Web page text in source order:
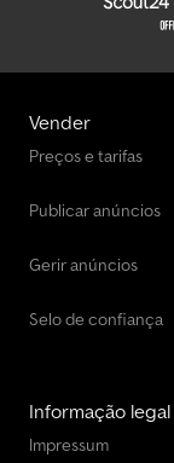
Vender
Preços e tarifas
Publicar anúncios
Gerir anúncios
Selo de confiança
Informação legal
Impressum